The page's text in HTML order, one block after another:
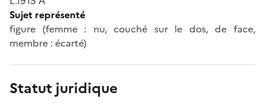
Sujet représenté
figure (femme : nu, couché sur le dos, de face,
membre : écarté)
Statut juridique